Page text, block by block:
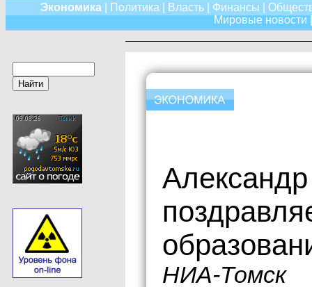
Экономика| Политика Власть| Финансы
Мировые новости
НИА-Томск